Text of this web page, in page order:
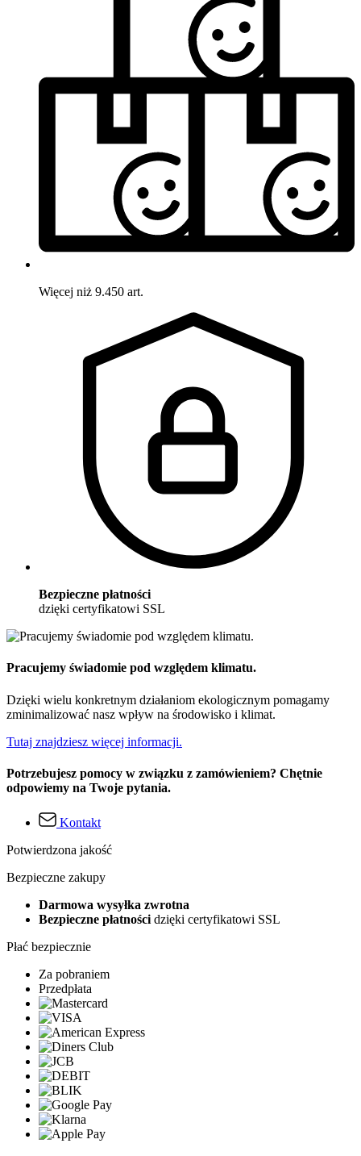
Więcej niż 9.450 art.
Bezpieczne płatności
dzięki certyfikatowi SSL
Pracujemy świadomie pod względem klimatu.
Dzięki wielu konkretnym działaniom ekologicznym pomagamy
zminimalizować nasz wpływ na środowisko i klimat.
Tutaj znajdziesz więcej informacji.
Potrzebujesz pomocy w związku z zamówieniem? Chętnie
odpowiemy na Twoje pytania.
Kontakt
Potwierdzona jakość
Bezpieczne zakupy
Darmowa wysyłka zwrotna
Bezpieczne płatności dzięki certyfikatowi SSL
Płać bezpiecznie
Za pobraniem
Przedpłata